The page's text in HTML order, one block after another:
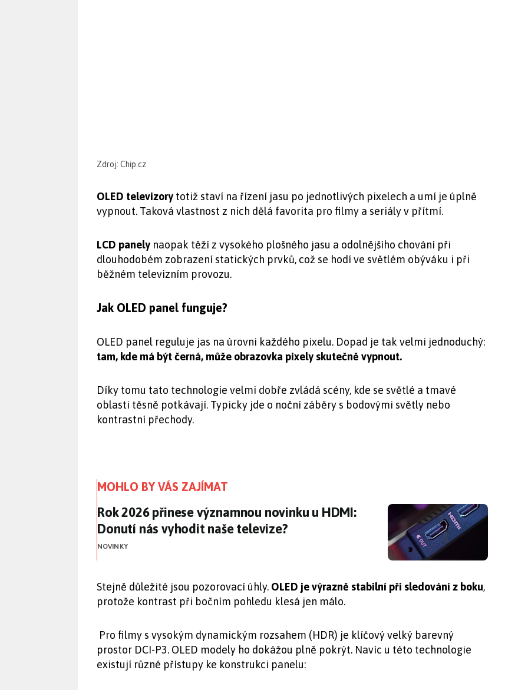
Zdroj: Chip.cz
OLED televizory totiž staví na řízení jasu po jednotlivých pixelech a umí je úplně
vypnout. Taková vlastnost z nich dělá favorita pro filmy a seriály v přítmí.
LCD panely naopak těží z vysokého plošného jasu a odolnějšího chování při
dlouhodobém zobrazení statických prvků, což se hodí ve světlém obýváku i při
běžném televizním provozu.
Jak OLED panel funguje?
OLED panel reguluje jas na úrovni každého pixelu. Dopad je tak velmi jednoduchý:
tam, kde má být černá, může obrazovka pixely skutečně vypnout.
Díky tomu tato technologie velmi dobře zvládá scény, kde se světlé a tmavé
oblasti těsně potkávají. Typicky jde o noční záběry s bodovými světly nebo
kontrastní přechody.
MOHLO BY VÁS ZAJÍMAT
Rok 2026 přinese významnou novinku u HDMI: Donutí nás vyhodit naše
Rok 2026 přinese významnou novinku u HDMI:
Donutí nás vyhodit naše televize?
NOVINKY
Stejně důležité jsou pozorovací úhly. OLED je výrazně stabilní při sledování z boku,
protože kontrast při bočním pohledu klesá jen málo.
Pro filmy s vysokým dynamickým rozsahem (HDR) je klíčový velký barevný
prostor DCI-P3. OLED modely ho dokážou plně pokrýt. Navíc u této technologie
existují různé přístupy ke konstrukci panelu: